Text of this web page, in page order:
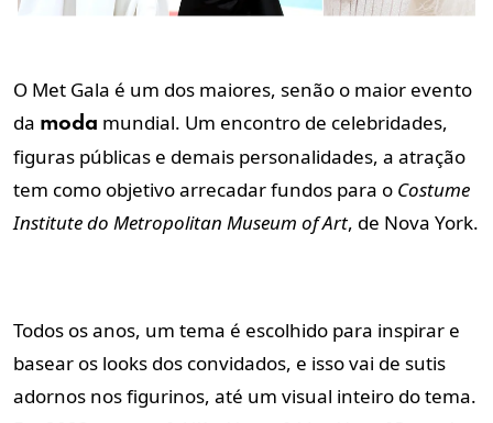
O Met Gala é um dos maiores, senão o maior evento
da moda mundial. Um encontro de celebridades,
figuras públicas e demais personalidades, a atração
tem como objetivo arrecadar fundos para o Costume
Institutedo Metropolitan Museum of Art, de Nova York.
Todos os anos, um tema é escolhido para inspirar e
basear os looks dos convidados, e isso vai de sutis
adornos nos figurinos, até um visual inteiro do tema.